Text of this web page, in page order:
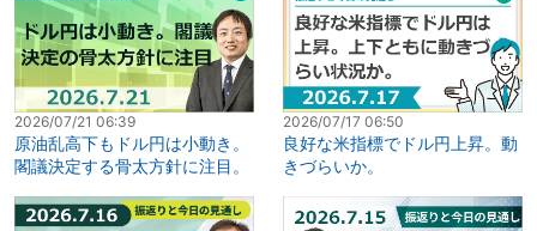
2026/07/21 06:39
原油乱高下もドル円は小動き。
閣議決定する骨太方針に注目。
2026/07/17 06:50
良好な米指標でドル円上昇。動
きづらいか。